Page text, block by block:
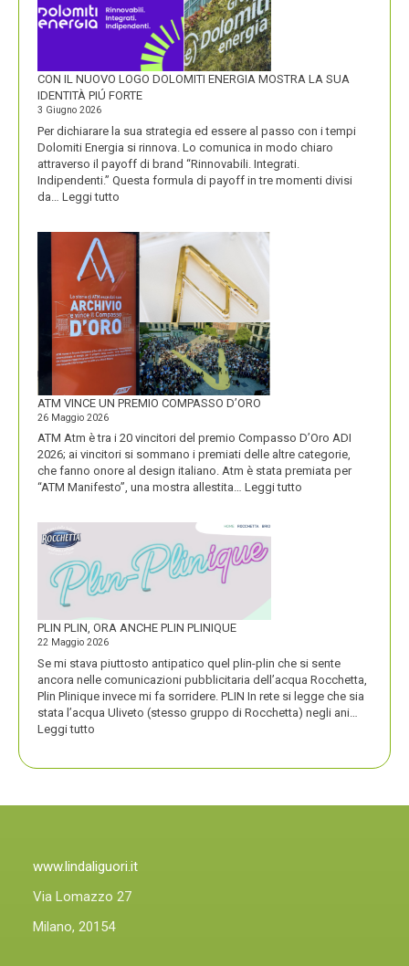
CON IL NUOVO LOGO DOLOMITI ENERGIA MOSTRA LA SUA
IDENTITÀ PIÚ FORTE
3 Giugno 2026
Per dichiarare la sua strategia ed essere al passo con i tempi
Dolomiti Energia si rinnova. Lo comunica in modo chiaro
attraverso il payoff di brand “Rinnovabili. Integrati.
Indipendenti.” Questa formula di payoff in tre momenti divisi
da… Leggi tutto
NUOVO
LOGO
DOLOMITI
ENERGIA
MOSTRA
LA
SUA
IDENTITÀ
FORTE
ATM VINCE UN PREMIO COMPASSO D’ORO
26 Maggio 2026
ATM Atm è tra i 20 vincitori del premio Compasso D’Oro ADI
2026; ai vincitori si sommano i premiati delle altre categorie,
che fanno onore al design italiano. Atm è stata premiata per
“ATM Manifesto”, una mostra allestita… Leggi tutto
PLIN PLIN, ORA ANCHE PLIN PLINIQUE
22 Maggio 2026
Se mi stava piuttosto antipatico quel plin-plin che si sente
ancora nelle comunicazioni pubblicitaria dell’acqua Rocchetta,
Plin Plinique invece mi fa sorridere. PLIN In rete si legge che sia
stata l’acqua Uliveto (stesso gruppo di Rocchetta) negli ani…
Leggi tutto
PLIN
www.lindaliguori.it
Via Lomazzo 27
Milano, 20154